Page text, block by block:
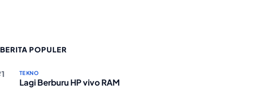
BERITA POPULER
TEKNO
Lagi Berburu HP vivo RAM